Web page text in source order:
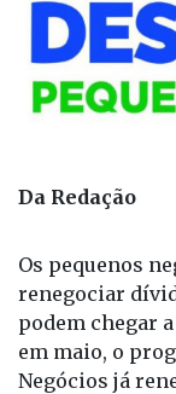
Da Redação
Os pequenos